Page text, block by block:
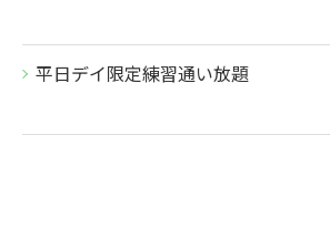
平日デイ限定練習通い放題